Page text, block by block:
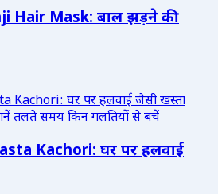
Hair Mask: बाल झड़ने की
Kachori: घर पर हलवाई